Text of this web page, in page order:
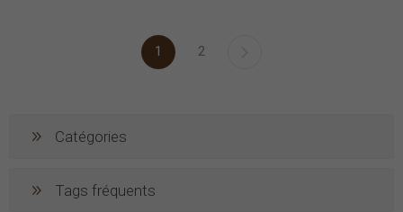
1 2
Catégories
Tags fréquents